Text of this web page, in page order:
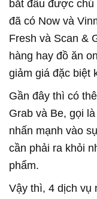
bắt đầu được
đã có Now và
Fresh và Scan &
hàng hay đồ ăn
giảm giá đặc biệt
Gần đây thì có
Grab và Be, gọi
nhấn mạnh vào
cần phải ra khỏi
phẩm.
Vậy thì, 4 dịch vụ